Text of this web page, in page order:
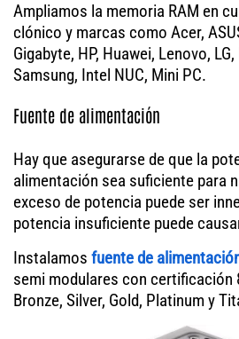
Ampliamos la memoria RAM en
clónico y marcas como Acer,
Gigabyte, HP, Huawei, Lenovo,
Samsung, Intel NUC, Mini PC.
Fuente de alimentación
Hay que asegurarse de que la
alimentación sea suficiente para
exceso de potencia puede ser
potencia insuficiente puede
Instalamos fuente de
semi modulares con certificación
Bronze, Silver, Gold, Platinum y